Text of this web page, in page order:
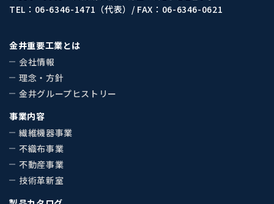
TEL： 06-6346-1471 （代表）/ FAX：06-6346-0621
金井重要工業とは
会社情報
理念・方針
金井グループヒストリー
事業内容
繊維機器事業
不織布事業
不動産事業
技術革新室